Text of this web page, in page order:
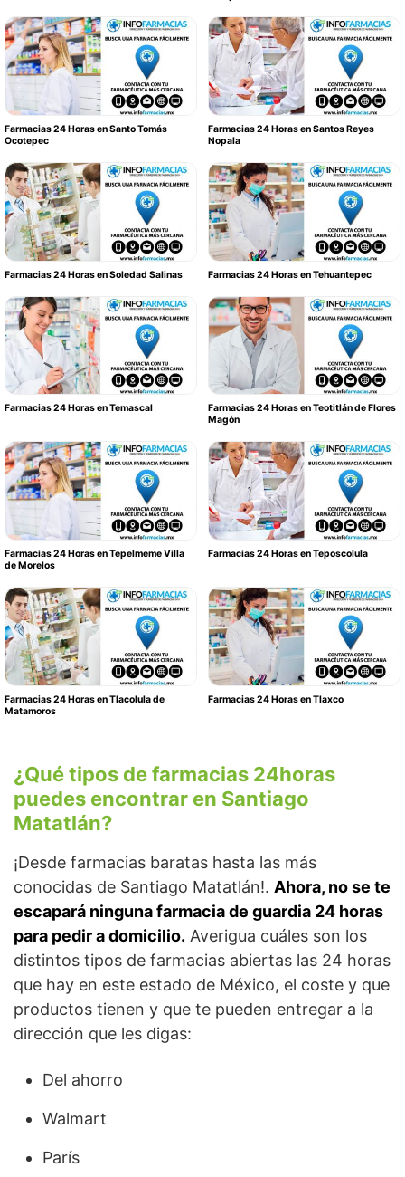
Farmacias 24 Horas en Santo Tomás
Ocotepec
Farmacias 24 Horas en Santos Reyes
Nopala
Farmacias 24 Horas en Soledad Salinas Farmacias 24 Horas en Tehuantepec
Farmacias 24 Horas en Temascal
Farmacias 24 Horas en Teotitlán de Flores
Magón
Farmacias 24 Horas en Tepelmeme Villa
de Morelos
Farmacias 24 Horas en Teposcolula
Farmacias 24 Horas en Tlacolula de
Matamoros
Farmacias 24 Horas en Tlaxco
¿Qué tipos de farmacias 24horas
puedes encontrar en Santiago
Matatlán?
¡Desde farmacias baratas hasta las más
conocidas de Santiago Matatlán!. Ahora, no se te
escapará ninguna farmacia de guardia 24 horas
para pedir a domicilio. Averigua cuáles son los
distintos tipos de farmacias abiertas las 24 horas
que hay en este estado de México, el coste y que
productos tienen y que te pueden entregar a la
dirección que les digas:
Del ahorro
Walmart
París